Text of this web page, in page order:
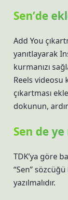
Sen’de
Add You
yanıtlayarak
kurmanızı
Reels videosu
çıkartması
dokunun,
Sen de ye
TDK’ya göre
“Sen”
yazılmalıdır.